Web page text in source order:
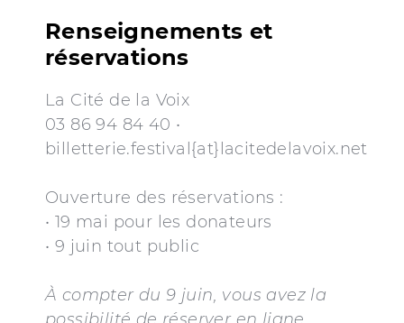
Renseignements et
réservations
La Cité de la Voix
03 86 94 84 40 •
billetterie.festival{at}lacitedelavoix.net
Ouverture des réservations :
• 19 mai pour les donateurs
• 9 juin tout public
À compter du 9 juin, vous avez la